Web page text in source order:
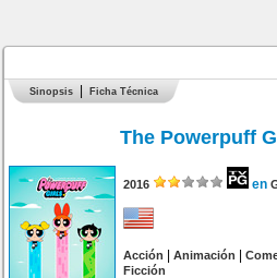
Sinopsis Ficha Técnica
The Powerpuff
2016 en
Acción |Animación |
Ficción